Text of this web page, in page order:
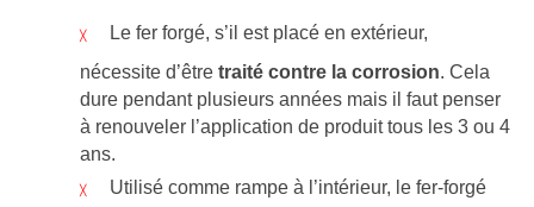
Le fer forgé, s’il est placé en extérieur,
nécessite d’être traité contre la corrosion. Cela
dure pendant plusieurs années mais il faut penser
à renouveler l’application de produit tous les 3 ou 4
ans.
Utilisé comme rampe à l’intérieur, le fer-forgé